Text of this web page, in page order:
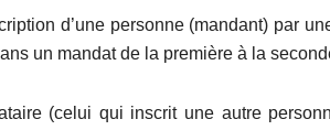
d’une personne (mandant) par
un mandat de la première à la
(celui qui inscrit une autre